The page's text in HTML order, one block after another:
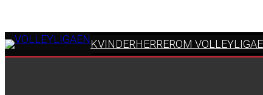
KVINDERHERREROM